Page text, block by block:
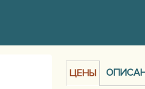
ЦЕНЫ